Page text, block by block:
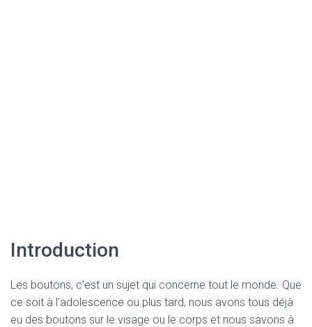
Introduction
Les boutons, c’est un sujet qui concerne tout le monde. Que
ce soit à l’adolescence ou plus tard, nous avons tous déjà
eu des boutons sur le visage ou le corps et nous savons à